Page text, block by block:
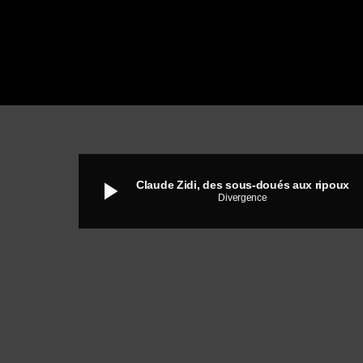
play_arrow Claude Zidi, des sous-doués aux ripoux
Divergence